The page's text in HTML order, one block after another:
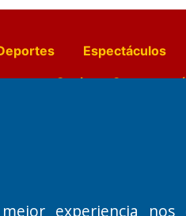
Espectáculos
Cocina y
Doctor Antonio Nemesio
experiencia